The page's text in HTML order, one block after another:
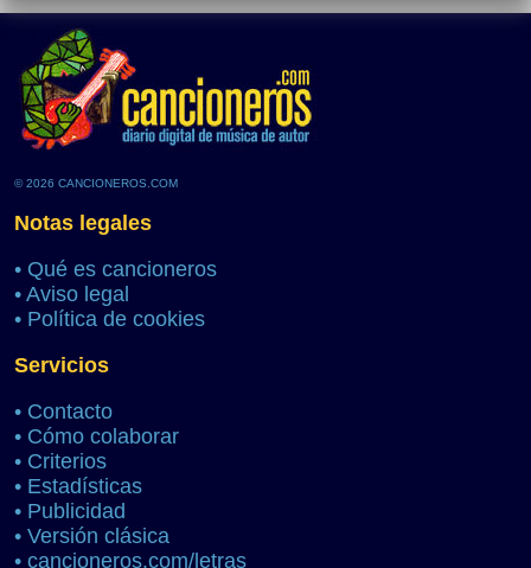
© 2026 CANCIONEROS.COM
Notas legales
• Qué es cancioneros
• Aviso legal
• Política de cookies
Servicios
• Contacto
• Cómo colaborar
• Criterios
• Estadísticas
• Publicidad
• Versión clásica
• cancioneros.com/letras